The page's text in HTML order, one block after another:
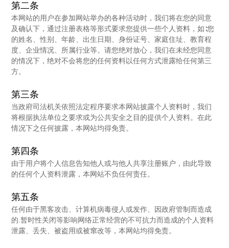
门店查询
第二条
本网站的用户在参加网站举办的各种活动时，我们将在您的同意
及确认下，通过注册表格等形式要求您提供一些个人资料，如∶您
的姓名、性别、年龄、出生日期、身份证号、家庭住址、教育程
度、企业情况、所属行业等。请您绝对放心，我们在未经您同意
的情况下，绝对不会将您的任何资料以任何方式泄露给任何第三
方。
第三条
当政府司法机关依照法定程序要求本网站披露个人资料时，我们
将根据执法单位之要求或为公共安全之目的提供个人资料。在此
情况下之任何披露，本网站均得免责。
第四条
由于用户将个人信息告知他人或与他人共享注册账户，由此导致
的任何个人资料泄露，本网站不负任何责任。
第五条
任何由于黑客攻击、计算机病毒侵人或发作、因政府管制而造成
的.暂时性关闭等影响网络正常经营的不可抗力而造成的个人资料
泄露、丢失、被盗用或被窜改等，本网站均得免责。